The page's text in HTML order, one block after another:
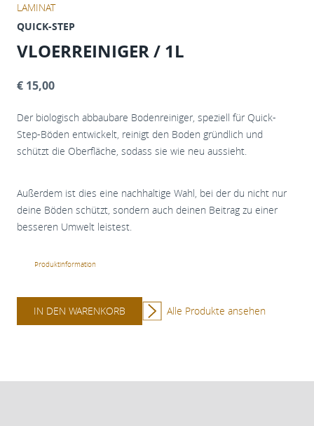
LAMINAT
QUICK-STEP
VLOERREINIGER / 1L
€ 15,00
Der biologisch abbaubare Bodenreiniger, speziell für Quick-
Step-Böden entwickelt, reinigt den Boden gründlich und
schützt die Oberfläche, sodass sie wie neu aussieht.
Außerdem ist dies eine nachhaltige Wahl, bei der du nicht nur
deine Böden schützt, sondern auch deinen Beitrag zu einer
besseren Umwelt leistest.
Produktinformation
IN DEN WARENKORB Alle Produkte ansehen